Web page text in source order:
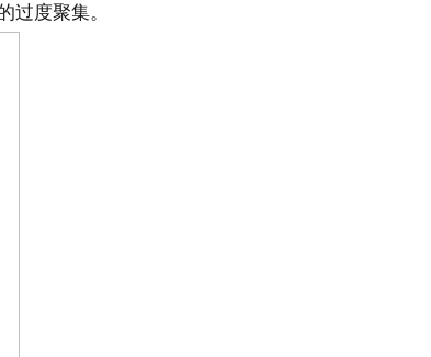
过度聚集。